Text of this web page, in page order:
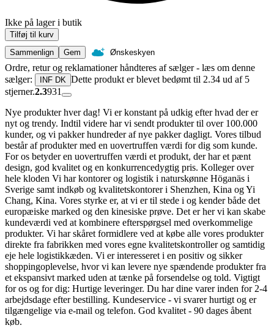
Ikke på lager i butik
Tilføj til kurv
Sammenlign
Gem Ønskeskyen
Ordre, retur og reklamationer håndteres af sælger - læs om denne
sælger:
INF DK Dette produkt er blevet bedømt til 2.34 ud af 5
stjerner.2.3931
Nye produkter hver dag! Vi er konstant på udkig efter hvad der er
nyt og trendy. Indtil videre har vi sendt produkter til over 100.000
kunder, og vi pakker hundreder af nye pakker dagligt. Vores tilbud
består af produkter med en uovertruffen værdi for dig som kunde.
For os betyder en uovertruffen værdi et produkt, der har et pænt
design, god kvalitet og en konkurrencedygtig pris. Kolleger over
hele kloden Vi har kontorer og logistik i naturskønne Höganäs i
Sverige samt indkøb og kvalitetskontorer i Shenzhen, Kina og Yi
Chang, Kina. Vores styrke er, at vi er til stede i og kender både det
europæiske marked og den kinesiske prøve. Det er her vi kan skabe
kundeværdi ved at kombinere efterspørgsel med overkommelige
produkter. Vi har skåret formidlere ved at købe alle vores produkter
direkte fra fabrikken med vores egne kvalitetskontroller og samtidig
eje hele logistikkæden. Vi er interesseret i en positiv og sikker
shoppingoplevelse, hvor vi kan levere nye spændende produkter fra
et ekspansivt marked uden at tænke på forsendelse og told. Vigtigt
for os og for dig: Hurtige leveringer. Du har dine varer inden for 2-4
arbejdsdage efter bestilling. Kundeservice - vi svarer hurtigt og er
tilgængelige via e-mail og telefon. God kvalitet - 90 dages åbent
køb.